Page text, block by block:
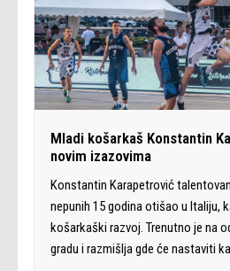
Mladi košarkaš Konstantin
novim izazovima
Konstantin Karapetrović
nepunih 15 godina otišao u Italiju,
košarkaški razvoj. Trenutno je na
gradu i razmišlja gde će nastaviti